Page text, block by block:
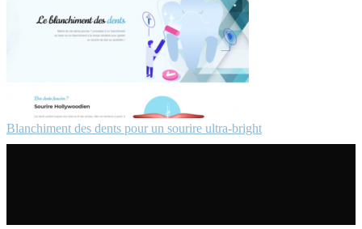
Blanchiment des dents pour un sourire ultra-bright